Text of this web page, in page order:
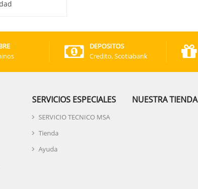
DEPOSITOS
Credito, Scotiabank
SERVICIOS ESPECIALES
SERVICIO TECNICO MSA
Tienda
Ayuda
NUESTRA TIENDA